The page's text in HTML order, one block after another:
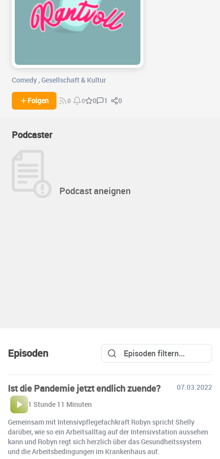
Comedy ,Gesellschaft & Kultur
Folgen 0 0 0 1 0
Podcaster
Podcast aneignen
Episoden
Ist die Pandemie jetzt endlich zuende?
07.03.2022
1 Stunde 11 Minuten
Gemeinsam mit Intensivpflegefachkraft Robyn spricht Shelly
darüber, wie so ein Arbeitsalltag auf der Intensivstation aussehen
kann und Robyn regt sich herzlich über das Gesundheitssystem
und die Arbeitsbedingungen im Krankenhaus auf.